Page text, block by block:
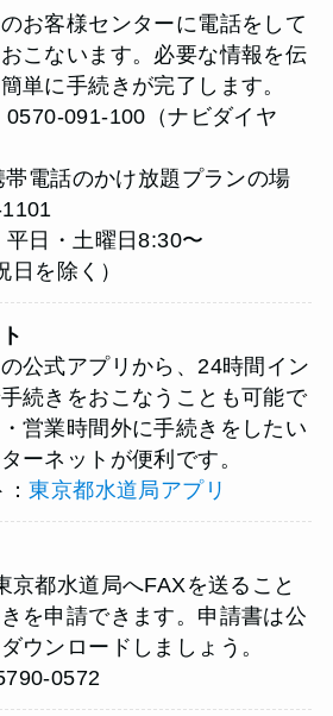
お客様センターに電話をして
こないます。必要な情報を伝
単に手続きが完了します。
0570-091-100（ナビダイヤ
帯電話のかけ放題プランの場
平日・土曜日8:30〜
を除く）
公式アプリから、24時間イン
続きをおこなうことも可能で
営業時間外に手続きをしたい
ーネットが便利です。
：東京都水道局アプリ
京都水道局へFAXを送ること
を申請できます。申請書は公
ウンロードしましょう。
0572